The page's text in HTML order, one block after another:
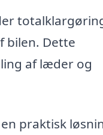
bilen. Dette
af læder og
praktisk